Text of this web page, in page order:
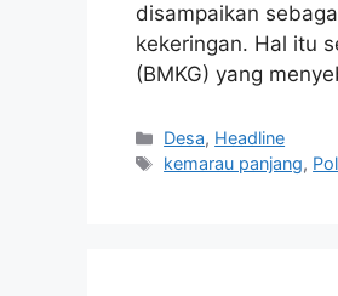
disampaikan
kekeringan. Hal itu
(BMKG) yang
Kategori
Desa, Headline
Tag
kemarau panjang,